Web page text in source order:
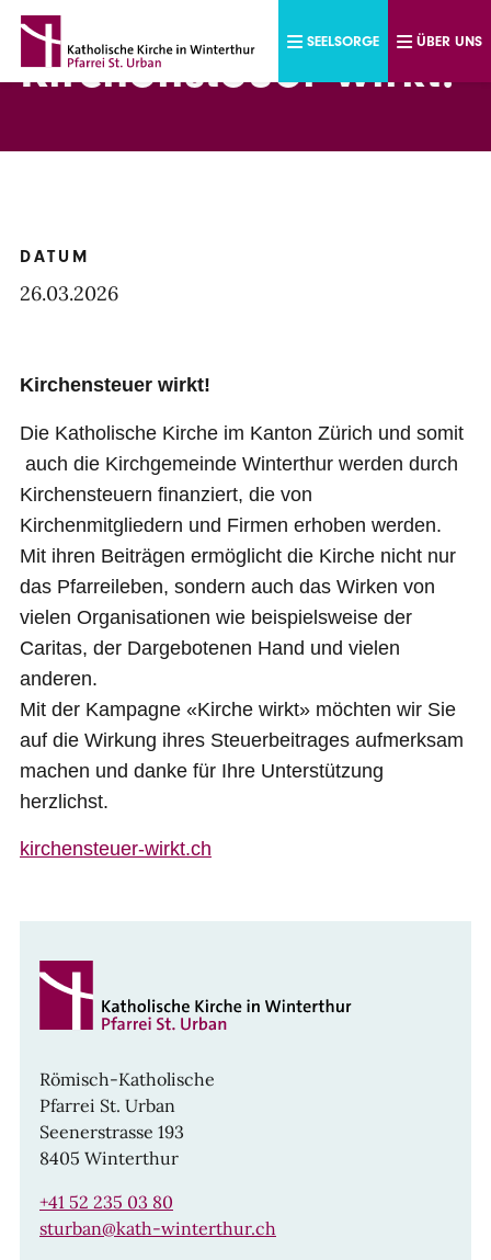
Direkt zum Inhalt
SEELSORGE ÜBER UNS
Kirchensteuer wirkt!
DATUM
26.03.2026
Kirchensteuer wirkt!
Die Katholische Kirche im Kanton Zürich und somit
auch die Kirchgemeinde Winterthur werden durch
Kirchensteuern finanziert, die von
Kirchenmitgliedern und Firmen erhoben werden.
Mit ihren Beiträgen ermöglicht die Kirche nicht nur
das Pfarreileben, sondern auch das Wirken von
vielen Organisationen wie beispielsweise der
Caritas, der Dargebotenen Hand und vielen
anderen.
Mit der Kampagne «Kirche wirkt» möchten wir Sie
auf die Wirkung ihres Steuerbeitrages aufmerksam
machen und danke für Ihre Unterstützung
herzlichst.
kirchensteuer-wirkt.ch
Römisch-Katholische
Pfarrei St. Urban
Seenerstrasse 193
8405 Winterthur
+41 52 235 03 80
sturban@kath-winterthur.ch